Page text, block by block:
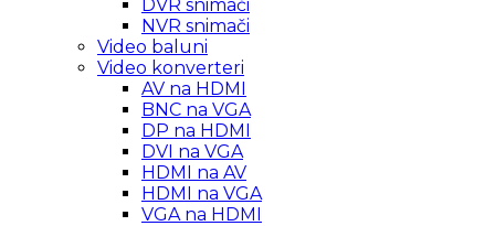
DVR snimači
NVR snimači
Video baluni
Video konverteri
AV na HDMI
BNC na VGA
DP na HDMI
DVI na VGA
HDMI na AV
HDMI na VGA
VGA na HDMI